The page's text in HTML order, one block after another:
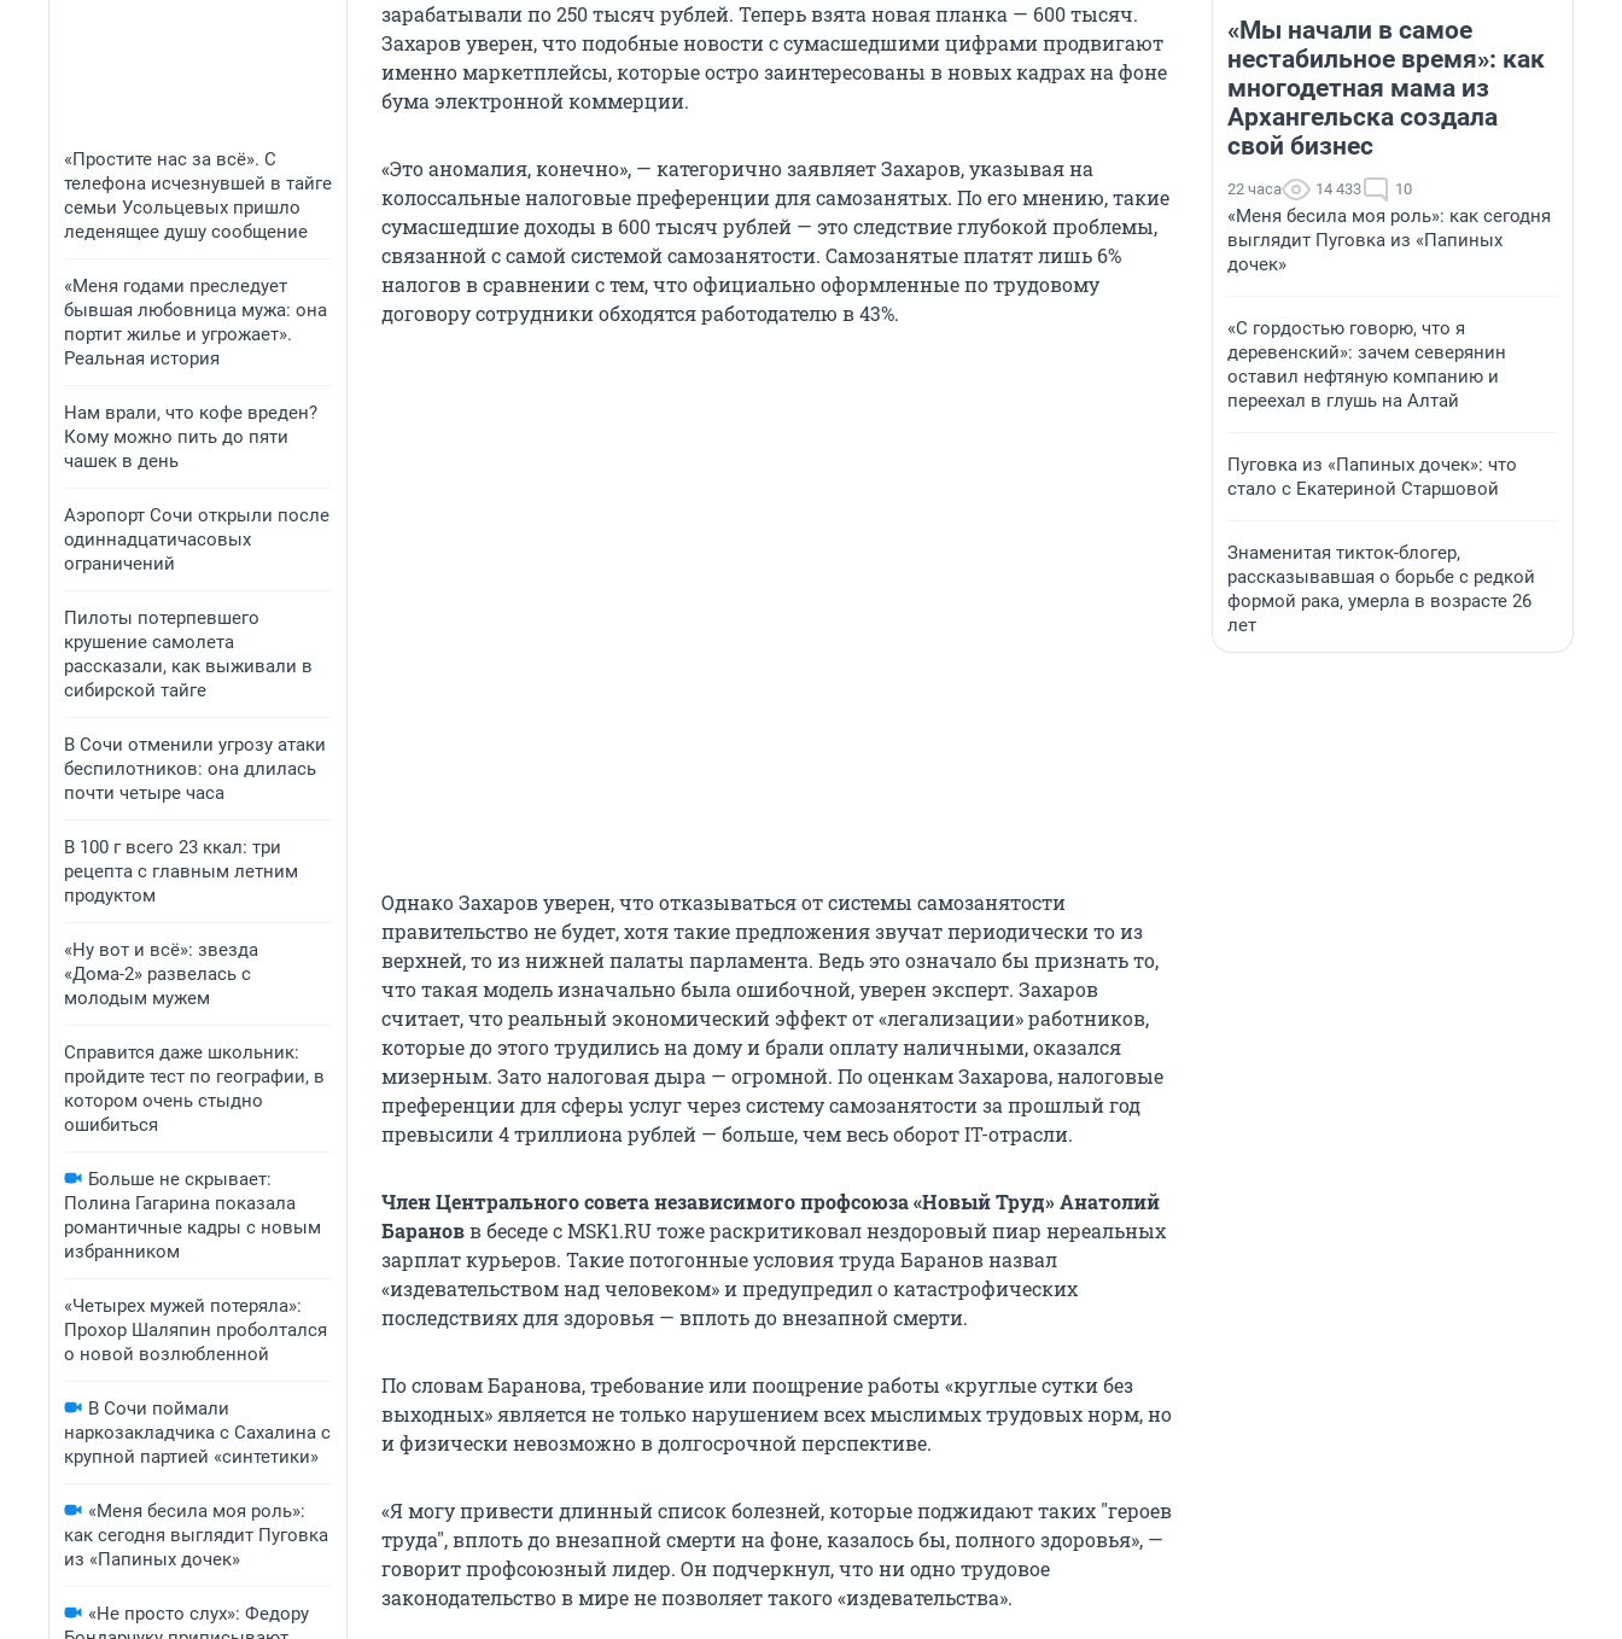
«Простите нас за всё». С
телефона исчезнувшей в тайге
семьи Усольцевых пришло
леденящее душу сообщение
«Меня годами преследует
бывшая любовница мужа: она
портит жилье и угрожает».
Реальная история
Нам врали, что кофе вреден?
Кому можно пить до пяти
чашек в день
Аэропорт Сочи открыли после
одиннадцатичасовых
ограничений
Пилоты потерпевшего
крушение самолета
рассказали, как выживали в
сибирской тайге
В Сочи отменили угрозу атаки
беспилотников: она длилась
почти четыре часа
В 100 г всего 23 ккал: три
рецепта с главным летним
продуктом
«Ну вот и всё»: звезда
«Дома-2» развелась с
молодым мужем
Справится даже школьник:
пройдите тест по географии, в
котором очень стыдно
ошибиться
Больше не скрывает:
Полина Гагарина показала
романтичные кадры с новым
избранником
«Четырех мужей потеряла»:
Прохор Шаляпин проболтался
о новой возлюбленной
В Сочи поймали
наркозакладчика с Сахалина с
крупной партией «синтетики»
«Меня бесила моя роль»:
как сегодня выглядит Пуговка
из «Папиных дочек»
«Не просто слух»: Федору
зарабатывали по 250 тысяч рублей. Теперь взята новая планка — 600 тысяч.
Захаров уверен, что подобные новости с сумасшедшими цифрами продвигают
именно маркетплейсы, которые остро заинтересованы в новых кадрах на фоне
бума электронной коммерции.
«Это аномалия, конечно», — категорично заявляет Захаров, указывая на
колоссальные налоговые преференции для самозанятых. По его мнению, такие
сумасшедшие доходы в 600 тысяч рублей — это следствие глубокой проблемы,
связанной с самой системой самозанятости. Самозанятые платят лишь 6%
налогов в сравнении с тем, что официально оформленные по трудовому
договору сотрудники обходятся работодателю в 43%.
Однако Захаров уверен, что отказываться от системы самозанятости
правительство не будет, хотя такие предложения звучат периодически то из
верхней, то из нижней палаты парламента. Ведь это означало бы признать то,
что такая модель изначально была ошибочной, уверен эксперт. Захаров
считает, что реальный экономический эффект от «легализации» работников,
которые до этого трудились на дому и брали оплату наличными, оказался
мизерным. Зато налоговая дыра — огромной. По оценкам Захарова, налоговые
преференции для сферы услуг через систему самозанятости за прошлый год
превысили 4 триллиона рублей — больше, чем весь оборот IT-отрасли.
Член Центрального совета независимого профсоюза «Новый Труд» Анатолий
Барановв беседе с MSK1.RU тоже раскритиковал нездоровый пиар нереальных
зарплат курьеров. Такие потогонные условия труда Баранов назвал
«издевательством над человеком» и предупредил о катастрофических
последствиях для здоровья — вплоть до внезапной смерти.
По словам Баранова, требование или поощрение работы «круглые сутки без
выходных» является не только нарушением всех мыслимых трудовых норм, но
и физически невозможно в долгосрочной перспективе.
«Я могу привести длинный список болезней, которые поджидают таких "героев
труда", вплоть до внезапной смерти на фоне, казалось бы, полного здоровья», —
говорит профсоюзный лидер. Он подчеркнул, что ни одно трудовое
законодательство в мире не позволяет такого «издевательства».
«Мы начали в самое
нестабильное время»: как
многодетная мама из
Архангельска создала
свой бизнес
22 часа 14 433 10
«Меня бесила моя роль»: как сегодня
выглядит Пуговка из «Папиных
дочек»
«С гордостью говорю, что я
деревенский»: зачем северянин
оставил нефтяную компанию и
переехал в глушь на Алтай
Пуговка из «Папиных дочек»: что
стало с Екатериной Старшовой
Знаменитая тикток-блогер,
рассказывавшая о борьбе с редкой
формой рака, умерла в возрасте 26
лет